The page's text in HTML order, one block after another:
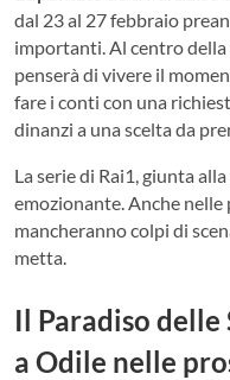
dal 23 al 27 febbraio
importanti. Al centro della
penserà di vivere il
fare i conti con una
dinanzi a una scelta da
La serie di Rai1, giunta
emozionante. Anche
mancheranno colpi di
metta.
Il Paradiso delle
a Odile nelle